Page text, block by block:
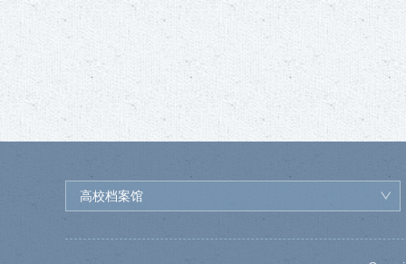
高校档案馆